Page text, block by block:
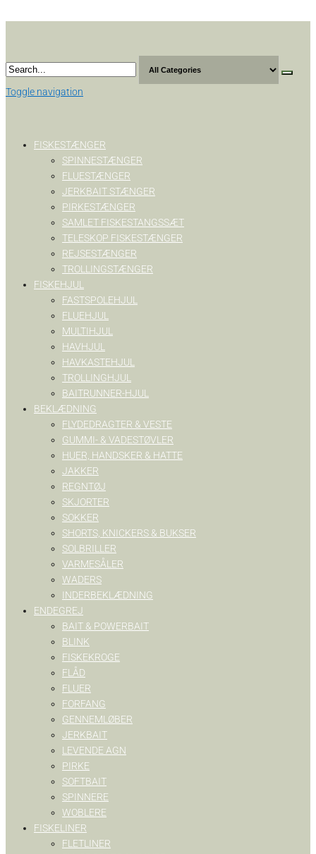
content
Toggle navigation
FISKESTÆNGER
SPINNESTÆNGER
FLUESTÆNGER
JERKBAIT STÆNGER
PIRKESTÆNGER
SAMLET FISKESTANGSSÆT
TELESKOP FISKESTÆNGER
REJSESTÆNGER
TROLLINGSTÆNGER
FISKEHJUL
FASTSPOLEHJUL
FLUEHJUL
MULTIHJUL
HAVHJUL
HAVKASTEHJUL
TROLLINGHJUL
BAITRUNNER-HJUL
BEKLÆDNING
FLYDEDRAGTER & VESTE
GUMMI- & VADESTØVLER
HUER, HANDSKER & HATTE
JAKKER
REGNTØJ
SKJORTER
SOKKER
SHORTS, KNICKERS & BUKSER
SOLBRILLER
VARMESÅLER
WADERS
INDERBEKLÆDNING
ENDEGREJ
BAIT & POWERBAIT
BLINK
FISKEKROGE
FLÅD
FLUER
FORFANG
GENNEMLØBER
JERKBAIT
LEVENDE AGN
PIRKE
SOFTBAIT
SPINNERE
WOBLERE
FISKELINER
FLETLINER